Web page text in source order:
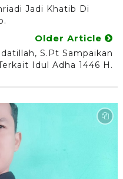
Jadi Khatib Di
Older Article
S.Pt Sampaikan
Idul Adha 1446 H.